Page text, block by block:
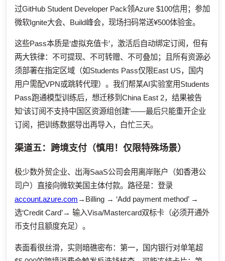
过GitHub Student Developer Pack领Azure $100信用；参加
微软Ignite大会、Build峰会，现场扫码常送¥500体验金。
这些Pass本质是‘虚拟充值卡’，激活后自动绑定订阅，但有
两大铁律：不可提现、不可转赠、不可叠加；且所有资源必
须部署在指定区域（如Students Pass仅限East US，国内
用户需配VPN或跳转代理）。我们帮某AI实验室用Students
Pass跑通模型训练后，想迁移到China East 2，结果被告
知‘该订阅不支持中国区资源组创建’——最后只能重开企业
订阅，把训练数据导出再导入，白忙三天。
渠道五：跨境支付（慎用！仅限特殊场景）
极少数外贸企业、出海SaaS公司会用离岸账户（如香港公
司户）直接向微软美国主体付款。路径是：登录
account.azure.com →Billing → ‘Add payment method’ →
选‘Credit Card’→ 输入Visa/Mastercard双标卡（必须开通外
币支付且额度充足）。
表面看很丝滑，实则暗礁密布：第一，国内银行对单笔超